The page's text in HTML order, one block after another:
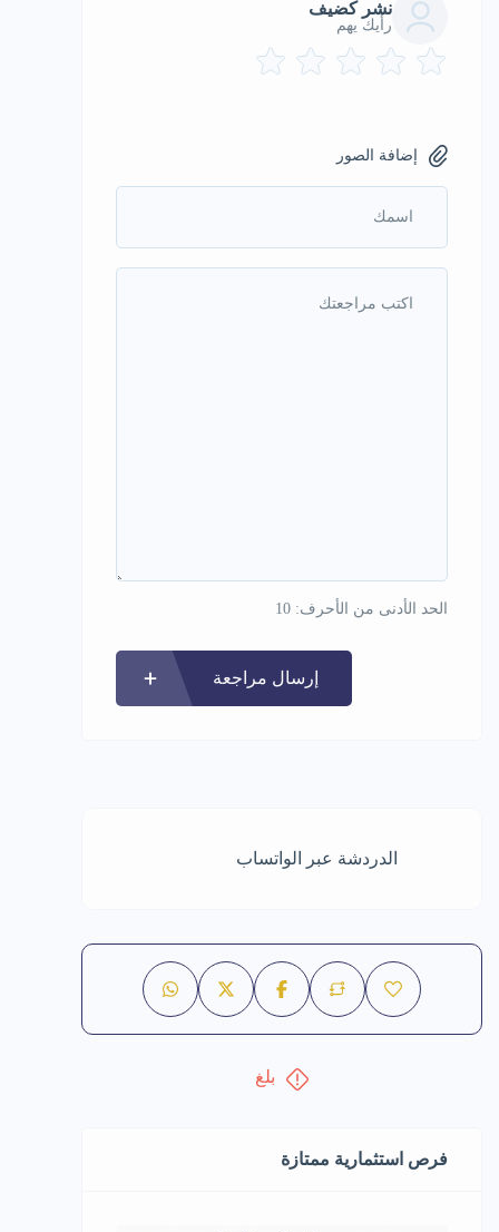
نشر كضيف
رأيك يهم
إضافة الصور
الحد الأدنى من الأحرف: 10
إرسال مراجعة
الدردشة عبر الواتساب
بلغ
فرص استثمارية ممتازة